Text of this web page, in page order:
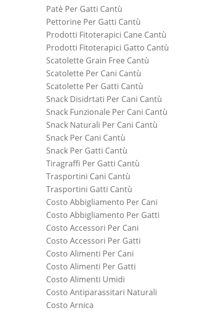
Patè Per Gatti Cantù
Pettorine Per Gatti Cantù
Prodotti Fitoterapici Cane Cantù
Prodotti Fitoterapici Gatto Cantù
Scatolette Grain Free Cantù
Scatolette Per Cani Cantù
Scatolette Per Gatti Cantù
Snack Disidrtati Per Cani Cantù
Snack Funzionale Per Cani Cantù
Snack Naturali Per Cani Cantù
Snack Per Cani Cantù
Snack Per Gatti Cantù
Tiragraffi Per Gatti Cantù
Trasportini Cani Cantù
Trasportini Gatti Cantù
Costo Abbigliamento Per Cani
Costo Abbigliamento Per Gatti
Costo Accessori Per Cani
Costo Accessori Per Gatti
Costo Alimenti Per Cani
Costo Alimenti Per Gatti
Costo Alimenti Umidi
Costo Antiparassitari Naturali
Costo Arnica